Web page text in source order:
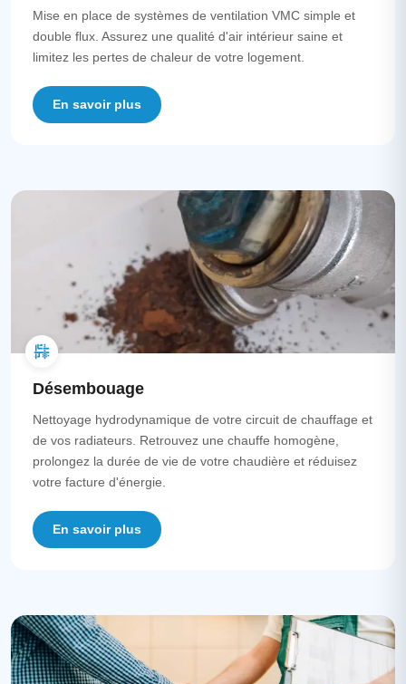
Mise en place de systèmes de ventilation VMC simple et
double flux. Assurez une qualité d'air intérieur saine et
limitez les pertes de chaleur de votre logement.
En savoir plus
Désembouage
Nettoyage hydrodynamique de votre circuit de chauffage et
de vos radiateurs. Retrouvez une chauffe homogène,
prolongez la durée de vie de votre chaudière et réduisez
votre facture d'énergie.
En savoir plus